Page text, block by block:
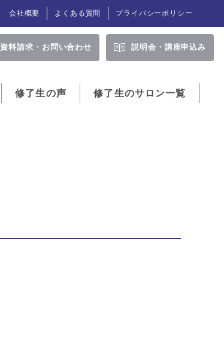
会社概要 よくある質問 プライバシーポリシー
資料請求・ お問い合わせ 説明会・ 講座申込み
修了生の声 修了生のサロン一覧